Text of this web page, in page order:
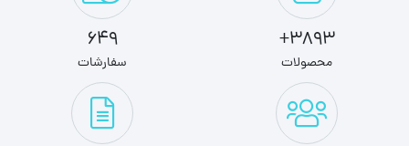
3893+
محصولات
649
سفارشات